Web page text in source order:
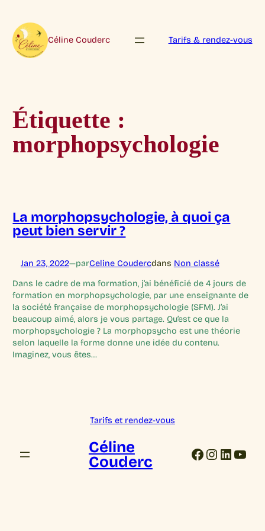
contenu
Céline Couderc Tarifs & rendez-vous
Étiquette :
morphopsychologie
La morphopsychologie, à quoi ça
peut bien servir ?
Jan 23, 2022—parCeline Coudercdans Non classé
Dans le cadre de ma formation, j’ai bénéficié de 4 jours de
formation en morphopsychologie, par une enseignante de
la société française de morphopsychologie (SFM). J’ai
beaucoup aimé, alors je vous partage. Qu’est ce que la
morphopsychologie ? La morphopsycho est une théorie
selon laquelle la forme donne une idée du contenu.
Imaginez, vous êtes…
Tarifs et rendez-vous
Céline
Couderc
Facebook